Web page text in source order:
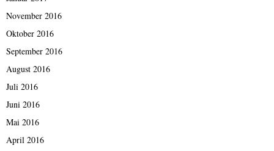
November 2016
Oktober 2016
September 2016
August 2016
Juli 2016
Juni 2016
Mai 2016
April 2016